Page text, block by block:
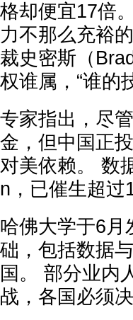
格却便宜17倍
力不那么充裕
裁史密斯（
权谁属，“谁的
专家指出，尽
金，但中国正
对美依赖。 数
n，已催生超过
哈佛大学于6月
础，包括数据
国。 部分业内
战，各国必须